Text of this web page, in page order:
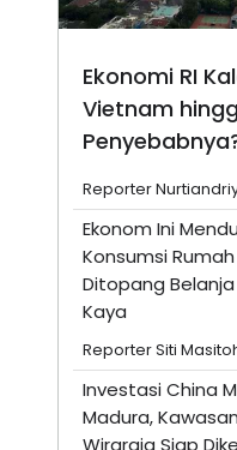
Ekonomi RI
Vietnam
Reporter
Ekonom Ini
Konsumsi
Ditopang
Kaya
Reporter Siti
Investasi China
Madura,